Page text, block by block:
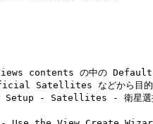
contents の中の Default
Satellites などから目的
Setup - Satellites - 衛星